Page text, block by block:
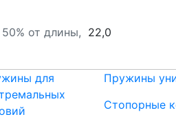
от длины,
22,0
для
Пружины
Стопорные